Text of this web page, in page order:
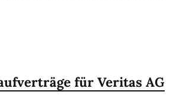
für Veritas AG